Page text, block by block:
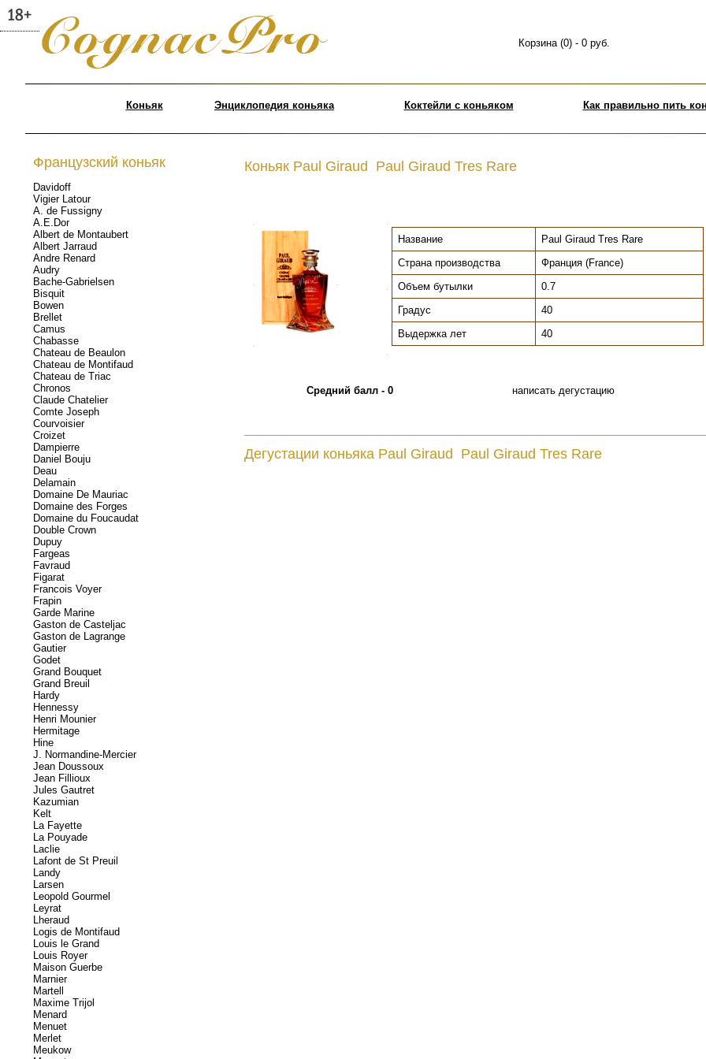
Корзина (0) - 0 руб.
Коньяк Энциклопедия коньяка Коктейли с коньяком Как правильно пить
Французский коньяк
Davidoff
Vigier Latour
A. de Fussigny
A.E.Dor
Albert de Montaubert
Albert Jarraud
Andre Renard
Audry
Bache-Gabrielsen
Bisquit
Bowen
Brellet
Camus
Chabasse
Chateau de Beaulon
Chateau de Montifaud
Chateau de Triac
Chronos
Claude Chatelier
Comte Joseph
Courvoisier
Croizet
Dampierre
Daniel Bouju
Deau
Delamain
Domaine De Mauriac
Domaine des Forges
Domaine du Foucaudat
Double Crown
Dupuy
Fargeas
Favraud
Figarat
Francois Voyer
Frapin
Garde Marine
Gaston de Casteljac
Gaston de Lagrange
Gautier
Godet
Grand Bouquet
Grand Breuil
Hardy
Hennessy
Henri Mounier
Hermitage
Hine
J. Normandine-Mercier
Jean Doussoux
Jean Fillioux
Jules Gautret
Kazumian
Kelt
La Fayette
La Pouyade
Laclie
Lafont de St Preuil
Landy
Larsen
Leopold Gourmel
Leyrat
Lheraud
Logis de Montifaud
Louis le Grand
Louis Royer
Maison Guerbe
Marnier
Martell
Maxime Trijol
Menard
Menuet
Merlet
Meukow
Коньяк Paul Giraud Paul Giraud Tres Rare
Название
Paul Giraud Tres Rare
Страна производства
Франция (France)
Объем бутылки
0.7
Градус
40
Выдержка лет
40
Средний балл - 0 написать дегустацию
Дегустации коньяка Paul Giraud Paul Giraud Tres Rare